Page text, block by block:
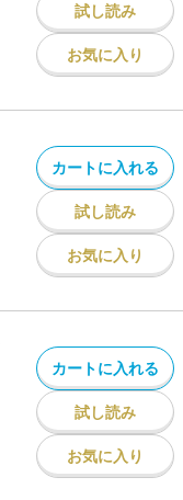
試し読み
お気に入り
カートに入れる
試し読み
お気に入り
カートに入れる
試し読み
お気に入り